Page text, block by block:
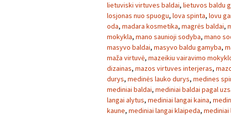
lietuviski virtuves baldai, lietuvos baldu
losjonas nuo spuogu, lova spinta, lovu
oda, madara kosmetika, magrės baldai,
mokykla, mano saunioji sodyba, mano
masyvo baldai, masyvo baldu gamyba,
maža virtuvė, mazeikiu vairavimo
dizainas, mazos virtuves interjeras,
durys, medinės lauko durys, medines
mediniai baldai, mediniai baldai pagal
langai alytus, mediniai langai kaina,
kaune, mediniai langai klaipeda, mediniai